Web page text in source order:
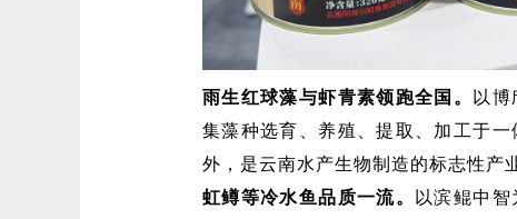
雨生红球藻与虾青素领跑全国。
以
集藻种选育、养殖、提取、加工于
外，是云南水产生物制造的标志性产
虹鳟等冷水鱼品质一流。
以滨鲲中